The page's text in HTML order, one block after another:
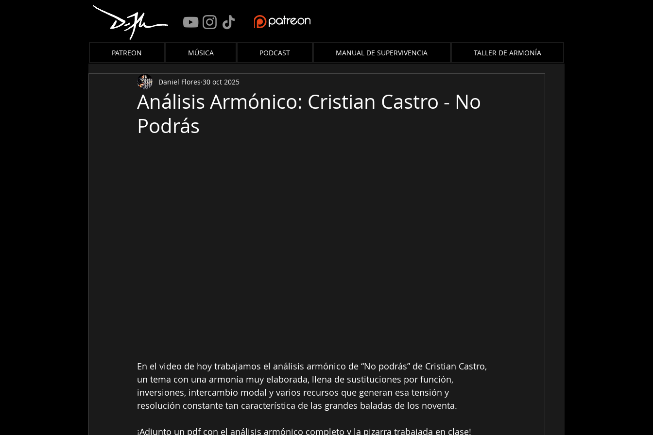
PATREON MÚSICA PODCAST MANUAL DE SUPERVIVENCIA TALLER DE ARMONÍA
Análisis Armónico: Cristian Castro - No
Podrás
Daniel Flores 30 oct 2025
En el video de hoy trabajamos el análisis armónico de “No podrás” de Cristian Castro,
un tema con una armonía muy elaborada, llena de sustituciones por función,
inversiones, intercambio modal y varios recursos que generan esa tensión y
resolución constante tan característica de las grandes baladas de los noventa.
¡Adjunto un pdf con el análisis armónico completo y la pizarra trabajada en clase!